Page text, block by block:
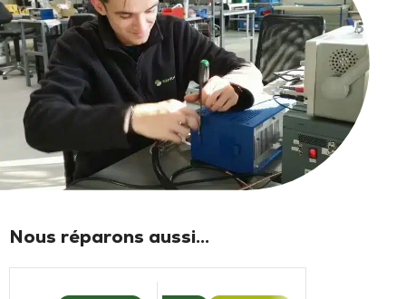
Nous réparons aussi...